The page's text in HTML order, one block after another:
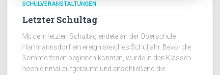
SCHULVERANSTALTUNGEN
Letzter Schultag
Mit dem letzten Schultag endete an der Oberschule
Hartmannsdorf ein ereignisreiches Schuljahr. Bevor die
Sommerferien beginnen konnten, wurde in den Klassen
noch einmal aufgeräumt und anschließend die